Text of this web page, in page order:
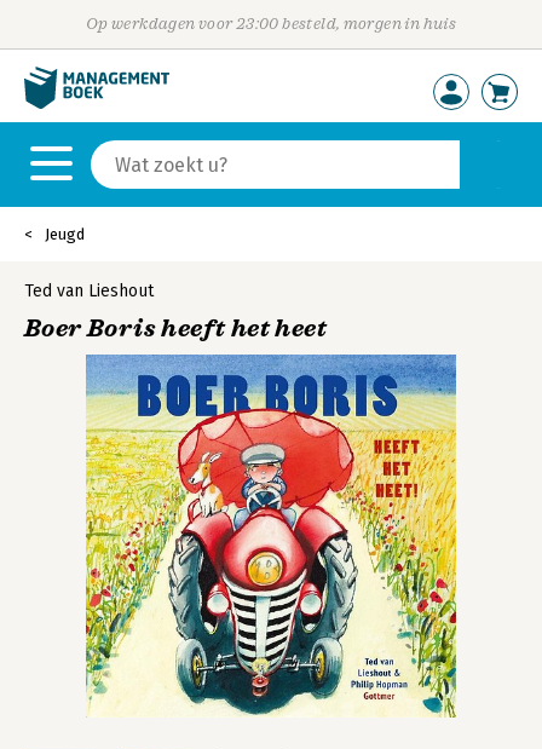
Op werkdagen voor 23:00 besteld, morgen in huis
Jeugd
Ted van Lieshout
Boer Boris heeft het heet